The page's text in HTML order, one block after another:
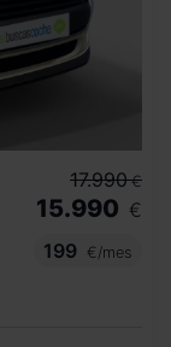
17.990 €
15.990 €
199
€/mes